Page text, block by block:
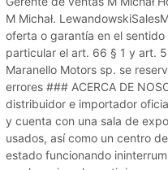
​​M Michał.
oferta o garantía en el
particular el art. 66 § 1 y art.
Maranello Motors sp. se
errores ### ACERCA DE
distribuidor e importador
y cuenta con una sala de
usados, así como un centro
estado funcionando